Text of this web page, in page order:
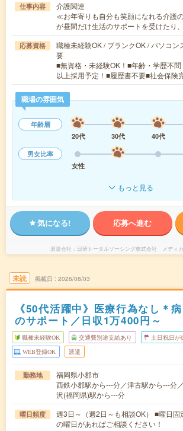
仕事内容
介護関連
≪お年寄りも自分も笑顔になれる介護
が昼間だけ生活のサポートを受けたり
応募資格
職種未経験OK / ブランクOK / パソコン
要
■無資格・未経験OK！■年齢・学歴不
以上採用予定！■履歴書不要■社会保険
職場の雰囲気
年齢層
20代
30代 40代
男女比率
女性
もっと見る
気になる! 応募へ進む
派遣会社 日研トータルソーシング株式会社 メディ
未読 掲載日 2026/08/03
《50代活躍中》医療行為なし＊
のサポート／日収1万400円～
職種未経験OK 交通費別途支給あり 土日祝日が
WEB登録OK 派遣
勤務地
福岡県小郡市
西鉄小郡駅から---分／津古駅から---分
沢(福岡県)駅から---分
曜日頻度
週3日～（週2日～も相談OK） ■曜日固
の曜日があればご相談ください！